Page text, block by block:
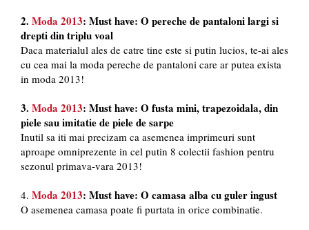
2. Moda 2013: Must have: O pereche de pantaloni largi si
drepti din triplu voal
Daca materialul ales de catre tine este si putin lucios, te-ai ales
cu cea mai la moda pereche de pantaloni care ar putea exista
in moda 2013!
3. Moda 2013: Must have: O fusta mini, trapezoidala, din
piele sau imitatie de piele de sarpe
Inutil sa iti mai precizam ca asemenea imprimeuri sunt
aproape omniprezente in cel putin 8 colectii fashion pentru
sezonul primava-vara 2013!
4. Moda 2013: Must have: O camasa alba cu guler ingust
O asemenea camasa poate fi purtata in orice combinatie.